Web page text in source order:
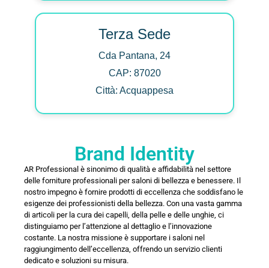
Terza Sede
Cda Pantana, 24
CAP: 87020
Città: Acquappesa
Brand Identity
AR Professional è sinonimo di qualità e affidabilità nel settore
delle forniture professionali per saloni di bellezza e benessere. Il
nostro impegno è fornire prodotti di eccellenza che soddisfano le
esigenze dei professionisti della bellezza. Con una vasta gamma
di articoli per la cura dei capelli, della pelle e delle unghie, ci
distinguiamo per l’attenzione al dettaglio e l’innovazione
costante. La nostra missione è supportare i saloni nel
raggiungimento dell’eccellenza, offrendo un servizio clienti
dedicato e soluzioni su misura.